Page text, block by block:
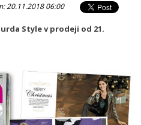
20.11.2018 06:00
Style v prodeji od 21.